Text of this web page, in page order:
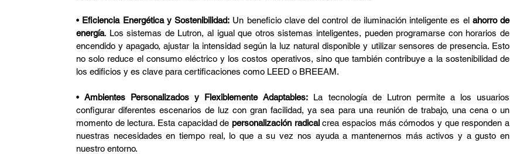
• Eficiencia Energética y Sostenibilidad: Un beneficio clave del control de iluminación inteligente es el ahorro de
energía. Los sistemas de Lutron, al igual que otros sistemas inteligentes, pueden programarse con horarios de
encendido y apagado, ajustar la intensidad según la luz natural disponible y utilizar sensores de presencia. Esto
no solo reduce el consumo eléctrico y los costos operativos, sino que también contribuye a la sostenibilidad de
los edificios y es clave para certificaciones como LEED o BREEAM.
• Ambientes Personalizados y Flexiblemente Adaptables: La tecnología de Lutron permite a los usuarios
configurar diferentes escenarios de luz con gran facilidad, ya sea para una reunión de trabajo, una cena o un
momento de lectura. Esta capacidad de personalización radical crea espacios más cómodos y que responden a
nuestras necesidades en tiempo real, lo que a su vez nos ayuda a mantenernos más activos y a gusto en
nuestro entorno.